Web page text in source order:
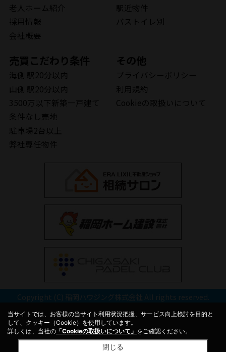
老人ホーム紹介
採用情報
会社概要
駅近物件
バストイレ別
売買こだわり条件
海側 駅20分以内
山側 駅20分以内
3500万以下新築一戸建て
条件なし売地
駐車場2台以上
弊社専任物件
その他
プライバシーポリシー
利用規約
Cookieの取扱いについて
Copyright (C) 稲岡ハウジング株式会社 All rights reserved.
当サイトでは、お客様の当サイト利用状況把握、サービス向上検討を目的と
して、クッキー（Cookie）を使用しています。
詳しくは、当社の 「Cookieの取扱いについて」 をご確認ください。
閉じる